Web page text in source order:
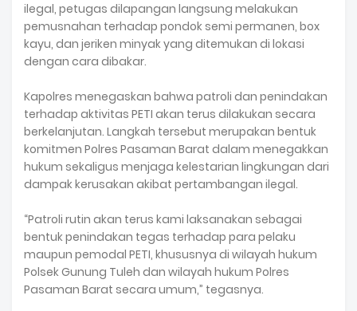
ilegal, petugas dilapangan langsung melakukan
pemusnahan terhadap pondok semi permanen, box
kayu, dan jeriken minyak yang ditemukan di lokasi
dengan cara dibakar.
Kapolres menegaskan bahwa patroli dan penindakan
terhadap aktivitas PETI akan terus dilakukan secara
berkelanjutan. Langkah tersebut merupakan bentuk
komitmen Polres Pasaman Barat dalam menegakkan
hukum sekaligus menjaga kelestarian lingkungan dari
dampak kerusakan akibat pertambangan ilegal.
“Patroli rutin akan terus kami laksanakan sebagai
bentuk penindakan tegas terhadap para pelaku
maupun pemodal PETI, khususnya di wilayah hukum
Polsek Gunung Tuleh dan wilayah hukum Polres
Pasaman Barat secara umum,” tegasnya.